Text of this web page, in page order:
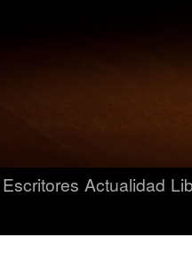
Escritores Actualidad